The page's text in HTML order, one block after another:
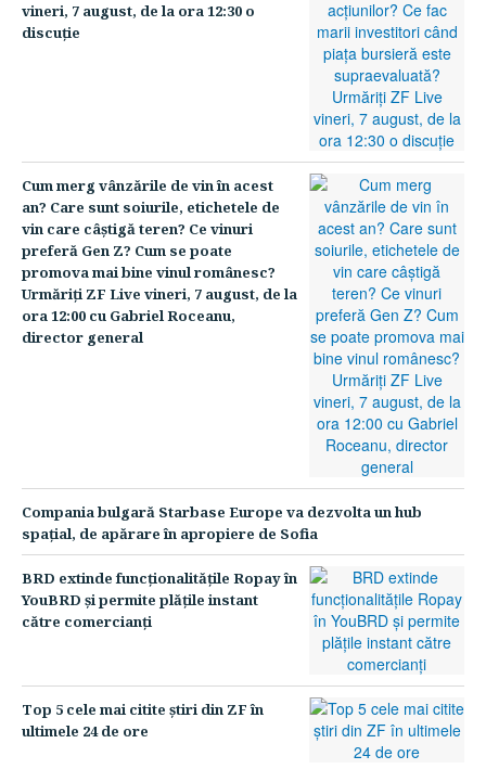
vineri, 7 august, de la ora 12:30 o
discuţie
Cum merg vânzările de vin în acest
an? Care sunt soiurile, etichetele de
vin care câştigă teren? Ce vinuri
preferă Gen Z? Cum se poate
promova mai bine vinul românesc?
Urmăriţi ZF Live vineri, 7 august, de la
ora 12:00 cu Gabriel Roceanu,
director general
Compania bulgară Starbase Europe va dezvolta un hub
spaţial, de apărare în apropiere de Sofia
BRD extinde funcţionalităţile Ropay în
YouBRD şi permite plăţile instant
către comercianţi
Top 5 cele mai citite ştiri din ZF în
ultimele 24 de ore